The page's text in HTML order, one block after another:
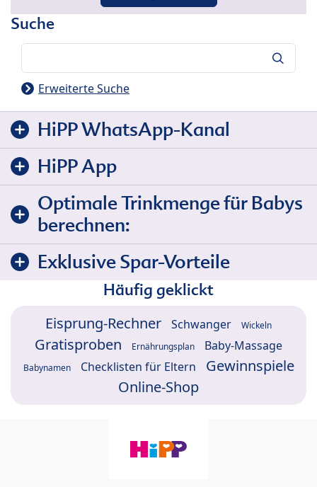
Suche
Erweiterte Suche
HiPP WhatsApp-Kanal
HiPP App
Optimale Trinkmenge für Babys
berechnen:
Exklusive Spar-Vorteile
Häufig geklickt
Eisprung-Rechner Schwanger Wickeln
Gratisproben Ernährungsplan Baby-Massage
Babynamen Checklisten für Eltern
Gewinnspiele
Online-Shop